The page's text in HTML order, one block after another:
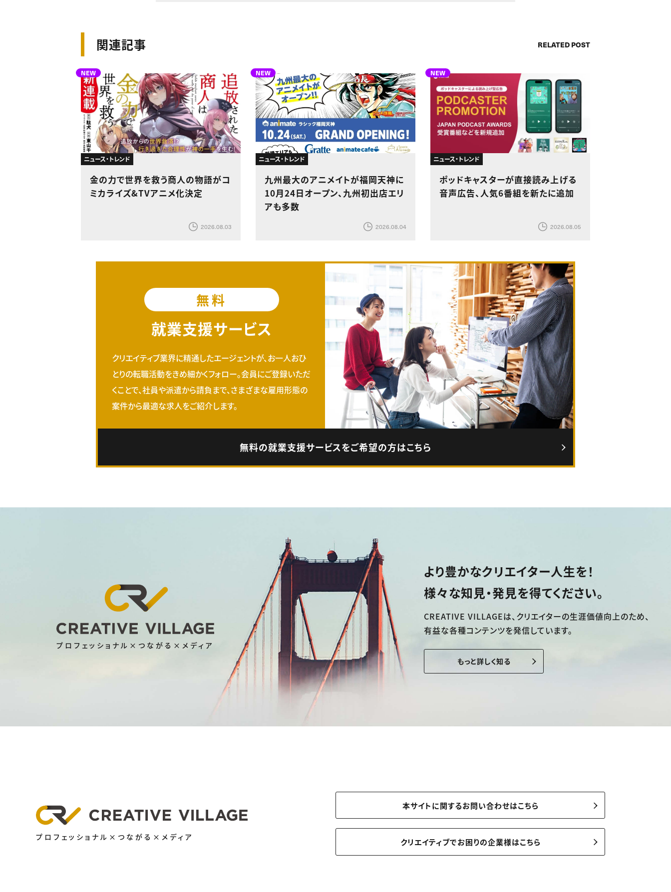
関連記事 RELATED POST
NEW
ニュース・トレンド
金の力で世界を救う商人の物語がコ
ミカライズ&TVアニメ化決定
2026.08.03
NEW
ニュース・トレンド
九州最大のアニメイトが福岡天神に
10月24日オープン、九州初出店エリ
アも多数
2026.08.04
NEW
ニュース・トレンド
ポッドキャスターが直接読み上げる
音声広告、人気6番組を新たに追加
2026.08.05
無料
就業支援サービス
クリエイティブ業界に精通したエージェントが、お一人おひ
とりの転職活動をきめ細かくフォロー。会員にご登録いただ
くことで、社員や派遣から請負まで、さまざまな雇用形態の
案件から最適な求人をご紹介します。
無料の就業支援サービスをご希望の方はこちら
プロフェッショナル×つながる×メディア
より豊かなクリエイター人生を！
様々な知見・発見を得てください。
CREATIVE VILLAGEは、 クリエイターの生涯価値向上のため、
有益な各種コンテンツを発信しています。
もっと詳しく知る
プロフェッショナル×つながる×メディア
本サイトに関するお問い合わせはこちら
クリエイティブでお困りの企業様はこちら